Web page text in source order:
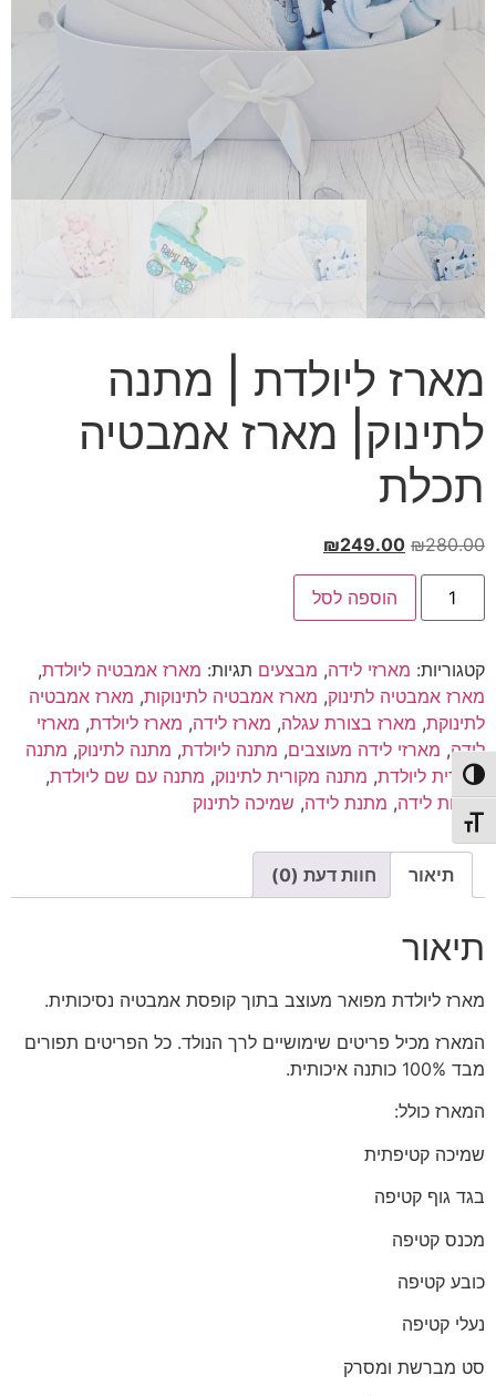
הפעל/כבה ניגודיות גבוהה
מתג גודל גופן
מארז ליולדת | מתנה
לתינוק| מארז אמבטיה
תכלת
₪280.00
המחיר
המקורי
היה:
₪280.00.
₪249.00
הנוכחי
הוא:
₪249.00.
כמות
מארז
מתנה
לתינוק|
מארז
אמבטיה
תכלת
הוספה לסל
קטגוריות: מארזי לידה, מבצעים תגיות: מארז אמבטיה ליולדת,
מארז אמבטיה לתינוק, מארז אמבטיה לתינוקות, מארז אמבטיה
לתינוקת, מארז בצורת עגלה, מארז לידה, מארז ליולדת, מארזי
לידה, מארזי לידה מעוצבים, מתנה ליולדת, מתנה לתינוק, מתנה
מקורית ליולדת, מתנה מקורית לתינוק, מתנה עם שם ליולדת,
מתנות לידה, מתנת לידה, שמיכה לתינוק
תיאור חוות דעת (0)
תיאור
מארז ליולדת מפואר מעוצב בתוך קופסת אמבטיה נסיכותית.
המארז מכיל פריטים שימושיים לרך הנולד. כל הפריטים תפורים
מבד 100% כותנה איכותית.
המארז כולל:
שמיכה קטיפתית
בגד גוף קטיפה
מכנס קטיפה
כובע קטיפה
נעלי קטיפה
סט מברשת ומסרק